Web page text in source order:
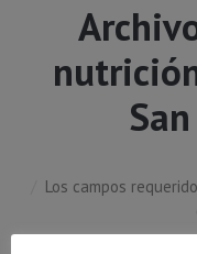
Los campos